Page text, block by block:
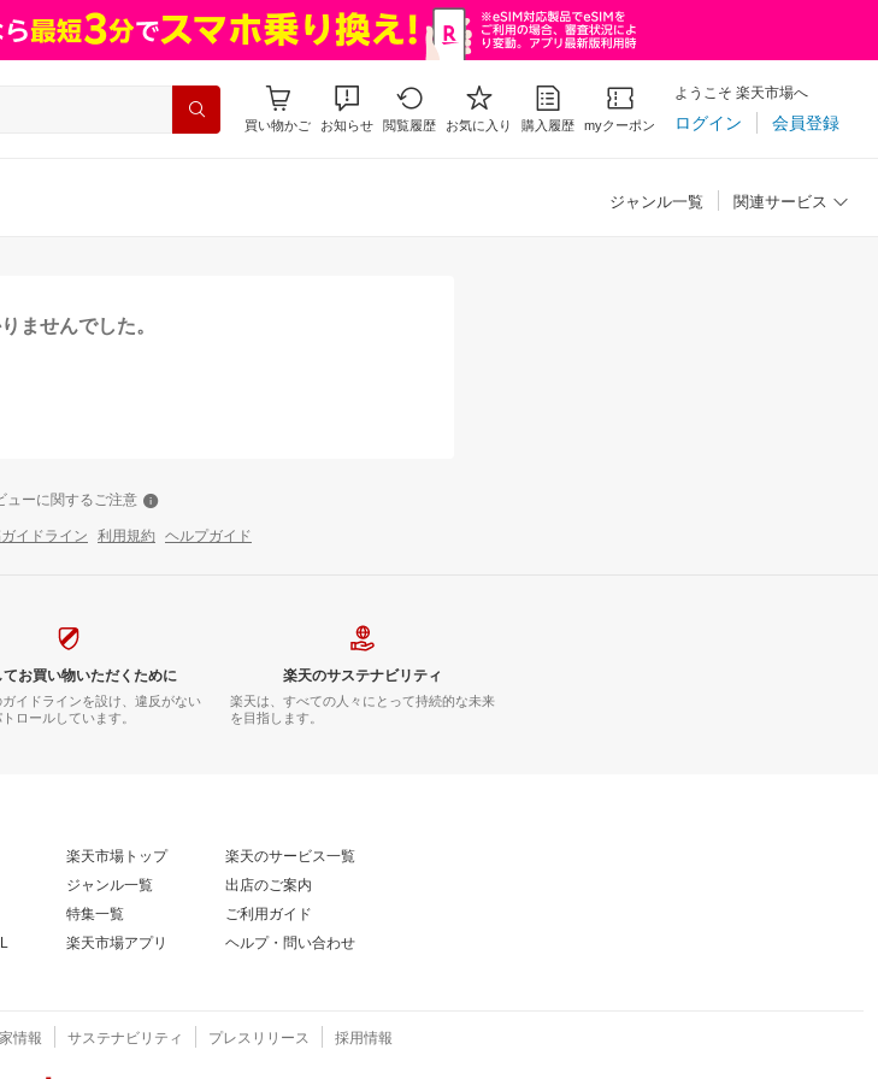
買い物かご お知らせ 閲覧履歴 お気に入り 購入履歴 myクーポン
ようこそ 楽天市場へ
ログイン 会員登録
ジャンル一覧 関連サービス
ませんでした。
ューに関するご注意
イドライン 利用規約 ヘルプガイド
てお買い物いただくために
イドラインを設け、違反がない
ロールしています。
楽天のサステナビリティ
楽天は、すべての人々にとって持続的な未来
を目指します。
楽天市場トップ
ジャンル一覧
特集一覧
楽天市場アプリ
楽天のサービス一覧
出店のご案内
ご利用ガイド
ヘルプ・問い合わせ
情報 サステナビリティ プレスリリース 採用情報